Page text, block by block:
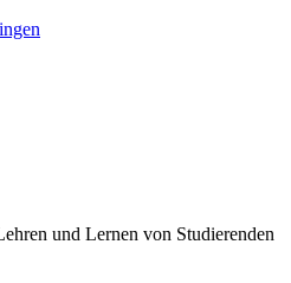
und Lernen von Studierenden